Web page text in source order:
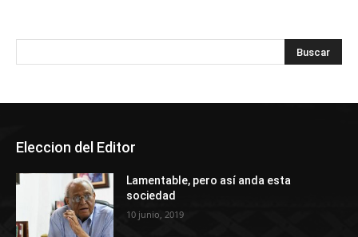
Eleccion del Editor
Lamentable, pero así anda esta
sociedad
10 junio, 2019